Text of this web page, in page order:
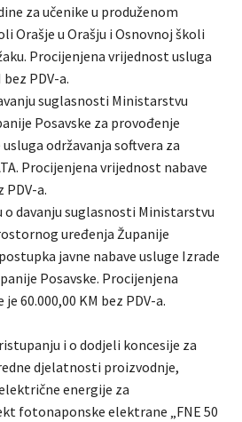
za učenike u produženom
Orašje u Orašju i Osnovnoj školi
Procijenjena vrijednost usluga
PDV-a.
suglasnosti Ministarstvu
Posavske za provođenje
održavanja softvera za
Procijenjena vrijednost nabave
PDV-a.
o davanju suglasnosti Ministarstvu
uređenja Županije
javne nabave usluge Izrade
Posavske. Procijenjena
60.000,00 KM bez PDV-a.
i o dodjeli koncesije za
djelatnosti proizvodnje,
energije za
fotonaponske elektrane „FNE 50